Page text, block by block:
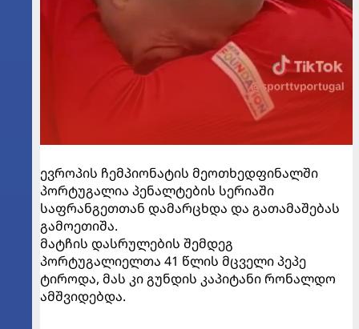
ევროპის ჩემპიონატის მეოთხედფინალში
პორტუგალია პენალტების სერიაში
საფრანგეთთან დამარცხდა და გათამაშებას
გამოეთიშა.
მატჩის დასრულების შემდეგ
პორტუგალიელთა 41 წლის მცველი პეპე
ტიროდა, მას კი გუნდის კაპიტანი რონალდო
ამშვიდებდა.